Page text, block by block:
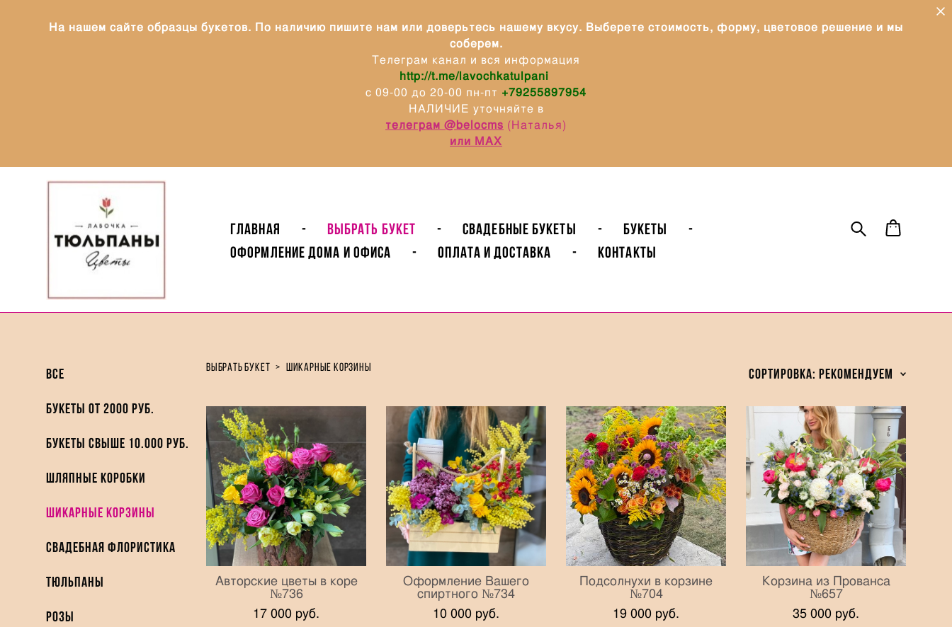
На нашем сайте образцы букетов. По наличию пишите нам или доверьтесь нашему вкусу. Выберете стоимость, форму, цветовое решение и мы
соберем.
Телеграм канал и вся информация
http://t.me/lavochkatulpani
с 09-00 до 20-00 пн-пт +79255897954
НАЛИЧИЕ уточняйте в
телеграм @belocms (Наталья)
или МАХ
Главная - ВЫБРАТЬ БУКЕТ - Свадебные букеты - БУКЕТЫ
-
Оформление Дома и Офиса
- Оплата и доставка - Контакты
ВСЕ
Букеты от 2000 руб.
Букеты свыше 10.000 руб.
Шляпные коробки
Шикарные Корзины
Свадебная флористика
Тюльпаны
Розы
выбрать букет > шикарные корзины Сортировка: рекомендуем
Авторские цветы в коре
№736
17 000 pуб.
Оформление Вашего
спиртного №734
10 000 pуб.
Подсолнухи в корзине
№704
19 000 pуб.
Корзина из Прованса
№657
35 000 pуб.